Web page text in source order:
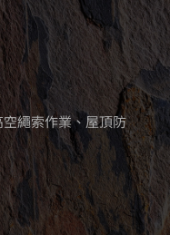
繩索作業、屋頂防